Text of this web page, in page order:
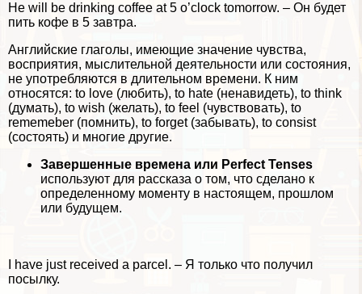
He will be drinking coffee at 5 o’clock tomorrow. – Он будет
пить кофе в 5 завтра.
Английские глаголы, имеющие значение чувства,
восприятия, мыслительной деятельности или состояния,
не употрeбляются в длительном времени. К ним
относятся: to love (любить), to hate (ненавидеть), to think
(думать), to wish (желать), to feel (чувствовать), to
rememeber (помнить), to forget (забывать), to consist
(состоять) и многие другие.
Завершенные времена или Perfect Tenses
используют для рассказа о том, что сделано к
определенному моменту в настоящем, прошлом
или будущем.
I have just received a parcel. – Я только что получил
посылку.